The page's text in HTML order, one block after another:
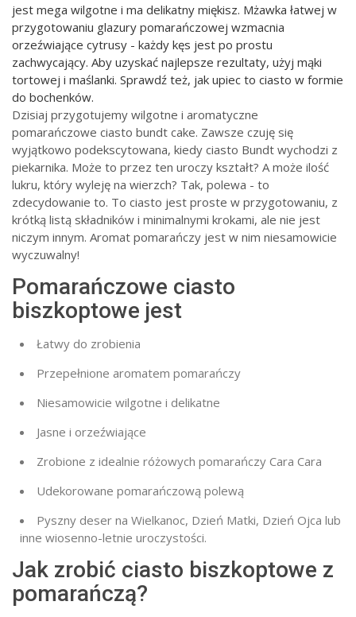
jest mega wilgotne i ma delikatny miękisz. Mżawka łatwej w
przygotowaniu glazury pomarańczowej wzmacnia
orzeźwiające cytrusy - każdy kęs jest po prostu
zachwycający. Aby uzyskać najlepsze rezultaty, użyj mąki
tortowej i maślanki. Sprawdź też, jak upiec to ciasto w formie
do bochenków.
Dzisiaj przygotujemy wilgotne i aromatyczne
pomarańczowe ciasto bundt cake. Zawsze czuję się
wyjątkowo podekscytowana, kiedy ciasto Bundt wychodzi z
piekarnika. Może to przez ten uroczy kształt? A może ilość
lukru, który wyleję na wierzch? Tak, polewa - to
zdecydowanie to. To ciasto jest proste w przygotowaniu, z
krótką listą składników i minimalnymi krokami, ale nie jest
niczym innym. Aromat pomarańczy jest w nim niesamowicie
wyczuwalny!
Pomarańczowe ciasto
biszkoptowe jest
Łatwy do zrobienia
Przepełnione aromatem pomarańczy
Niesamowicie wilgotne i delikatne
Jasne i orzeźwiające
Zrobione z idealnie różowych pomarańczy Cara Cara
Udekorowane pomarańczową polewą
Pyszny deser na Wielkanoc, Dzień Matki, Dzień Ojca lub
inne wiosenno-letnie uroczystości.
Jak zrobić ciasto biszkoptowe z
pomarańczą?